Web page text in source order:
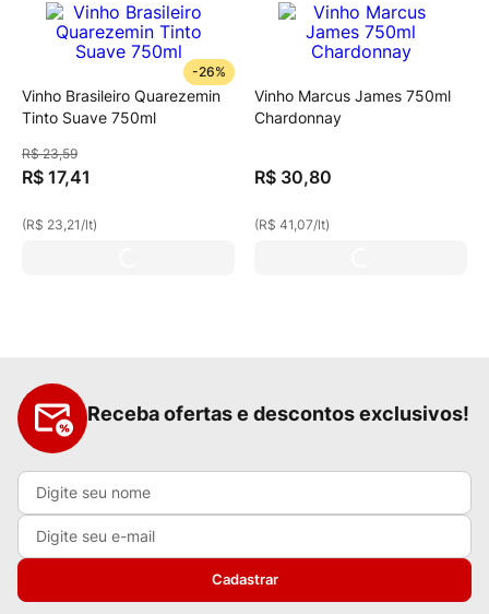
-26%
Vinho Brasileiro Quarezemin
Tinto Suave 750ml
R$ 23,59
R$ 17,41
(R$ 23,21/lt)
Vinho Marcus James 750ml
Chardonnay
R$ 30,80
(R$ 41,07/lt)
Receba ofertas e descontos exclusivos!
Cadastrar